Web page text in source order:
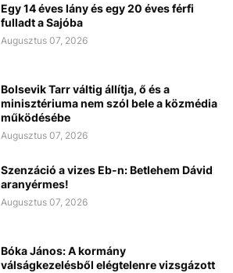
Egy 14 éves lány és egy 20 éves férfi
fulladt a Sajóba
Augusztus 07, 2026
Bolsevik Tarr váltig állítja, ő és a
minisztériuma nem szól bele a közmédia
működésébe
Augusztus 07, 2026
Szenzáció a vizes Eb-n: Betlehem Dávid
aranyérmes!
Augusztus 07, 2026
Bóka János: A kormány
válságkezelésből elégtelenre vizsgázott